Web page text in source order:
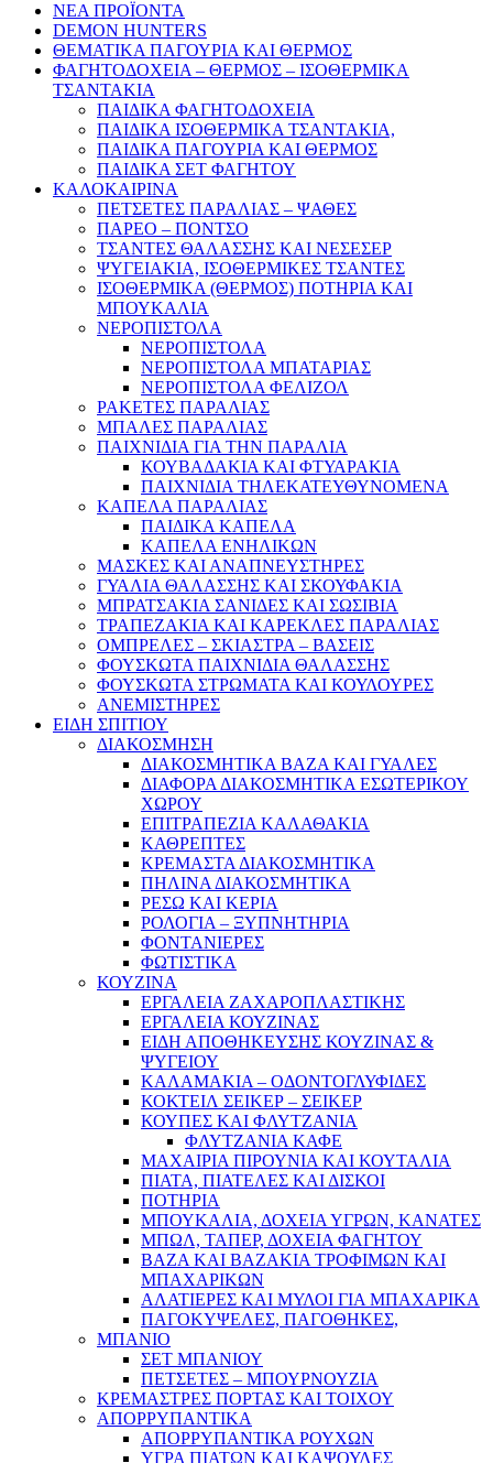
ΝΕΑ ΠΡΟΪΟΝΤΑ
DEMON HUNTERS
ΘΕΜΑΤΙΚΑ ΠΑΓΟΥΡΙΑ ΚΑΙ ΘΕΡΜΟΣ
ΦΑΓΗΤΟΔΟΧΕΙΑ – ΘΕΡΜΟΣ – ΙΣΟΘΕΡΜΙΚΑ
ΤΣΑΝΤΑΚΙΑ
ΠΑΙΔΙΚΑ ΦΑΓΗΤΟΔΟΧΕΙΑ
ΠΑΙΔΙΚΑ ΙΣΟΘΕΡΜΙΚΑ ΤΣΑΝΤΑΚΙΑ,
ΠΑΙΔΙΚΑ ΠΑΓΟΥΡΙΑ ΚΑΙ ΘΕΡΜΟΣ
ΠΑΙΔΙΚΑ ΣΕΤ ΦΑΓΗΤΟΥ
ΚΑΛΟΚΑΙΡΙΝΑ
ΠΕΤΣΕΤΕΣ ΠΑΡΑΛΙΑΣ – ΨΑΘΕΣ
ΠΑΡΕΟ – ΠΟΝΤΣΟ
ΤΣΑΝΤΕΣ ΘΑΛΑΣΣΗΣ ΚΑΙ ΝΕΣΕΣΕΡ
ΨΥΓΕΙΑΚΙΑ, ΙΣΟΘΕΡΜΙΚΕΣ ΤΣΑΝΤΕΣ
ΙΣΟΘΕΡΜΙΚΑ (ΘΕΡΜΟΣ) ΠΟΤΗΡΙΑ ΚΑΙ
ΜΠΟΥΚΑΛΙΑ
ΝΕΡΟΠΙΣΤΟΛΑ
ΝΕΡΟΠΙΣΤΟΛΑ
ΝΕΡΟΠΙΣΤΟΛΑ ΜΠΑΤΑΡΙΑΣ
ΝΕΡΟΠΙΣΤΟΛΑ ΦΕΛΙΖΟΛ
ΡΑΚΕΤΕΣ ΠΑΡΑΛΙΑΣ
ΜΠΑΛΕΣ ΠΑΡΑΛΙΑΣ
ΠΑΙΧΝΙΔΙΑ ΓΙΑ ΤΗΝ ΠΑΡΑΛΙΑ
ΚΟΥΒΑΔΑΚΙΑ ΚΑΙ ΦΤΥΑΡΑΚΙΑ
ΠΑΙΧΝΙΔΙΑ ΤΗΛΕΚΑΤΕΥΘΥΝΟΜΕΝΑ
ΚΑΠΕΛΑ ΠΑΡΑΛΙΑΣ
ΠΑΙΔΙΚΑ ΚΑΠΕΛΑ
ΚΑΠΕΛΑ ΕΝΗΛΙΚΩΝ
ΜΑΣΚΕΣ ΚΑΙ ΑΝΑΠΝΕΥΣΤΗΡΕΣ
ΓΥΑΛΙΑ ΘΑΛΑΣΣΗΣ ΚΑΙ ΣΚΟΥΦΑΚΙΑ
ΜΠΡΑΤΣΑΚΙΑ ΣΑΝΙΔΕΣ ΚΑΙ ΣΩΣΙΒΙΑ
ΤΡΑΠΕΖΑΚΙΑ ΚΑΙ ΚΑΡΕΚΛΕΣ ΠΑΡΑΛΙΑΣ
ΟΜΠΡΕΛΕΣ – ΣΚΙΑΣΤΡΑ – ΒΑΣΕΙΣ
ΦΟΥΣΚΩΤΑ ΠΑΙΧΝΙΔΙΑ ΘΑΛΑΣΣΗΣ
ΦΟΥΣΚΩΤΑ ΣΤΡΩΜΑΤΑ ΚΑΙ ΚΟΥΛΟΥΡΕΣ
ΑΝΕΜΙΣΤΗΡΕΣ
ΕΙΔΗ ΣΠΙΤΙΟΥ
ΔΙΑΚΟΣΜΗΣΗ
ΔΙΑΚΟΣΜΗΤΙΚΑ ΒΑΖΑ ΚΑΙ ΓΥΑΛΕΣ
ΔΙΑΦΟΡΑ ΔΙΑΚΟΣΜΗΤΙΚΑ ΕΣΩΤΕΡΙΚΟΥ
ΧΩΡΟΥ
ΕΠΙΤΡΑΠΕΖΙΑ ΚΑΛΑΘΑΚΙΑ
ΚΑΘΡΕΠΤΕΣ
ΚΡΕΜΑΣΤΑ ΔΙΑΚΟΣΜΗΤΙΚΑ
ΠΗΛΙΝΑ ΔΙΑΚΟΣΜΗΤΙΚΑ
ΡΕΣΩ ΚΑΙ ΚΕΡΙΑ
ΡΟΛΟΓΙΑ – ΞΥΠΝΗΤΗΡΙΑ
ΦΟΝΤΑΝΙΕΡΕΣ
ΦΩΤΙΣΤΙΚΑ
ΚΟΥΖΙΝΑ
ΕΡΓΑΛΕΙΑ ΖΑΧΑΡΟΠΛΑΣΤΙΚΗΣ
ΕΡΓΑΛΕΙΑ ΚΟΥΖΙΝΑΣ
ΕΙΔΗ ΑΠΟΘΗΚΕΥΣΗΣ ΚΟΥΖΙΝΑΣ &
ΨΥΓΕΙΟΥ
ΚΑΛΑΜΑΚΙΑ – ΟΔΟΝΤΟΓΛΥΦΙΔΕΣ
ΚΟΚΤΕΙΛ ΣΕΙΚΕΡ – ΣΕΙΚΕΡ
ΚΟΥΠΕΣ ΚΑΙ ΦΛΥΤΖΑΝΙΑ
ΦΛΥΤΖΑΝΙΑ ΚΑΦΕ
ΜΑΧΑΙΡΙΑ ΠΙΡΟΥΝΙΑ ΚΑΙ ΚΟΥΤΑΛΙΑ
ΠΙΑΤΑ, ΠΙΑΤΕΛΕΣ ΚΑΙ ΔΙΣΚΟΙ
ΠΟΤΗΡΙΑ
ΜΠΟΥΚΑΛΙΑ, ΔΟΧΕΙΑ ΥΓΡΩΝ, ΚΑΝΑΤΕΣ
ΜΠΩΛ, ΤΑΠΕΡ, ΔΟΧΕΙΑ ΦΑΓΗΤΟΥ
ΒΑΖΑ ΚΑΙ ΒΑΖΑΚΙΑ ΤΡΟΦΙΜΩΝ ΚΑΙ
ΜΠΑΧΑΡΙΚΩΝ
ΑΛΑΤΙΕΡΕΣ ΚΑΙ ΜΥΛΟΙ ΓΙΑ ΜΠΑΧΑΡΙΚΑ
ΠΑΓΟΚΥΨΕΛΕΣ, ΠΑΓΟΘΗΚΕΣ,
ΜΠΑΝΙΟ
ΣΕΤ ΜΠΑΝΙΟΥ
ΠΕΤΣΕΤΕΣ – ΜΠΟΥΡΝΟΥΖΙΑ
ΚΡΕΜΑΣΤΡΕΣ ΠΟΡΤΑΣ ΚΑΙ ΤΟΙΧΟΥ
ΑΠΟΡΡΥΠΑΝΤΙΚΑ
ΑΠΟΡΡΥΠΑΝΤΙΚΑ ΡΟΥΧΩΝ
ΥΓΡΑ ΠΙΑΤΩΝ ΚΑΙ ΚΑΨΟΥΛΕΣ